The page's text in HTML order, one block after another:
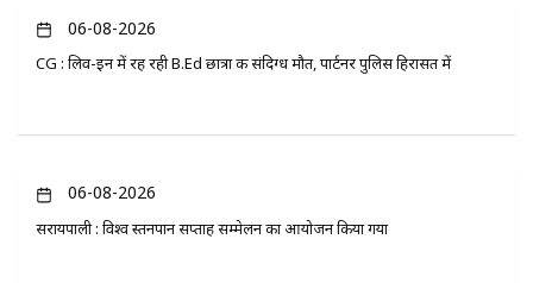
06-08-2026
CG : लिव-इन में रह रही B.Ed छात्रा की संदिग्ध मौत, पार्टनर पुलिस हिरासत में
06-08-2026
सरायपाली : विश्व स्तनपान सप्ताह सम्मेलन का आयोजन किया गया